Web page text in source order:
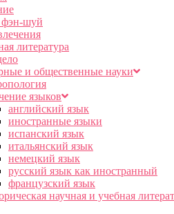
шуй
литература
и общественные науки
языков
английский язык
иностранные языки
испанский язык
итальянский язык
немецкий язык
русский язык как иностранный
французский язык
научная и учебная